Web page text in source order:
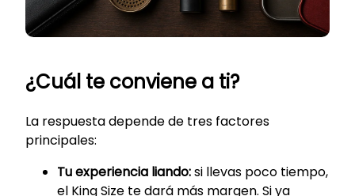
¿Cuál te conviene a ti?
La respuesta depende de tres factores
principales:
Tu experiencia liando:si llevas poco tiempo,
el King Size te dará más margen. Si ya